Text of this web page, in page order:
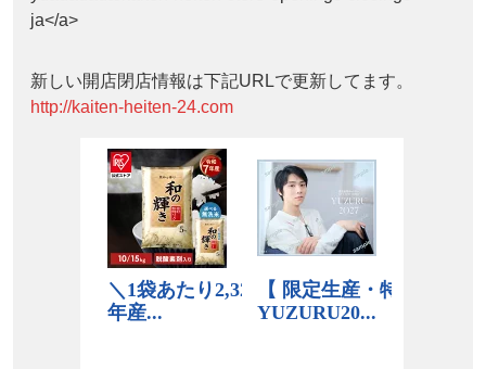
ja</a>
新しい開店閉店情報は下記URLで更新してます。
http://kaiten-heiten-24.com